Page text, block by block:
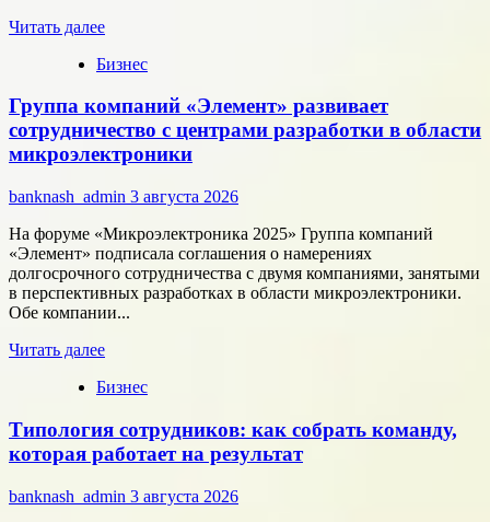
Читать далееПрочитать
о
цифровые
активы
меняют
подход
онлайн-
Бизнес
Группа компаний «Элемент» развивает
сотрудничество с центрами разработки в области
микроэлектроники
banknash_admin 3 августа 2026
На форуме «Микроэлектроника 2025» Группа компаний
«Элемент» подписала соглашения о намерениях
долгосрочного сотрудничества с двумя компаниями, занятыми
в перспективных разработках в области микроэлектроники.
Обе компании...
Читать далееПрочитать
о
компаний
«Элемент»
развивает
сотрудничество
с
Бизнес
Типология сотрудников: как собрать команду,
которая работает на результат
banknash_admin 3 августа 2026